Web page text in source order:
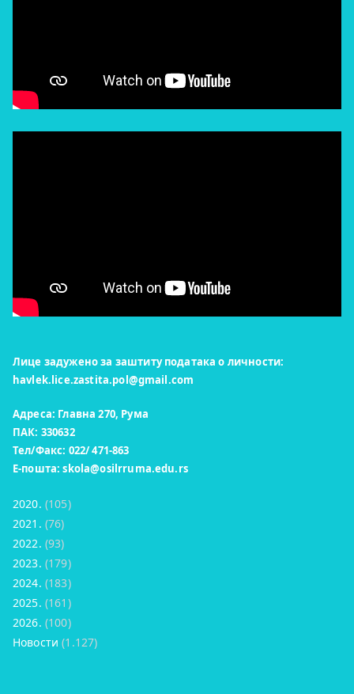
Лице задужено за заштиту података о личности:
havlek.lice.zastita.pol@gmail.com
Адреса: Главна 270, Рума
ПАК: 330632
Тел/Факс: 022/ 471-863
Е-пошта:skola@osilrruma.edu.rs
2020. (105)
2021. (76)
2022. (93)
2023. (179)
2024. (183)
2025. (161)
2026. (100)
Новости (1.127)